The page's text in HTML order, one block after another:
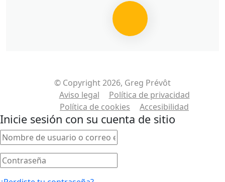
© Copyright 2026, Greg Prévôt
Aviso legal
Política de privacidad
Política de cookies
Accesibilidad
Inicie sesión con su cuenta de sitio